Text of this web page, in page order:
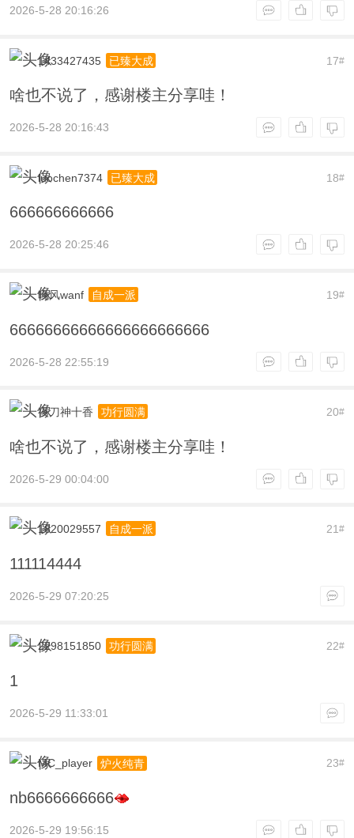
2026-5-28 20:16:26
17#
1433427435 已臻大成
啥也不说了，感谢楼主分享哇！
2026-5-28 20:16:43
18#
luochen7374 已臻大成
666666666666
2026-5-28 20:25:46
19#
晚风wanf 自成一派
66666666666666666666666
2026-5-28 22:55:19
20#
夜刀神十香 功行圆满
啥也不说了，感谢楼主分享哇！
2026-5-29 00:04:00
21#
1820029557 自成一派
111114444
2026-5-29 07:20:25
22#
2298151850 功行圆满
1
2026-5-29 11:33:01
23#
MC_player 炉火纯青
nb6666666666
2026-5-29 19:56:15